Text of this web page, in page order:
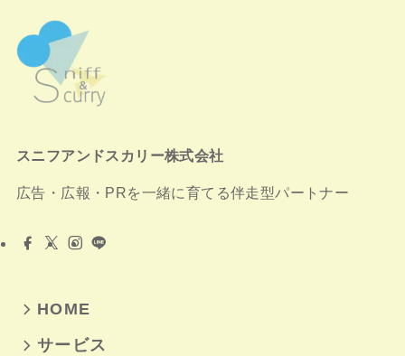
スニフアンドスカリー株式会社
広告・広報・PRを一緒に育てる伴走型パートナー
HOME
サービス